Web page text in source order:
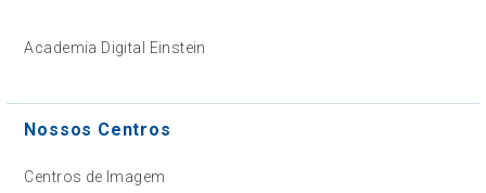
Academia Digital Einstein
Nossos Centros
Centros de Imagem